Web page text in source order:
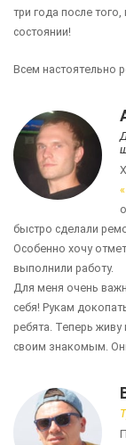
три года после
состоянии!
Всем настоятельно
быстро сделали
Особенно хочу
выполнили работу.
Для меня очень
себя! Рукам
ребята. Теперь
своим знакомым.